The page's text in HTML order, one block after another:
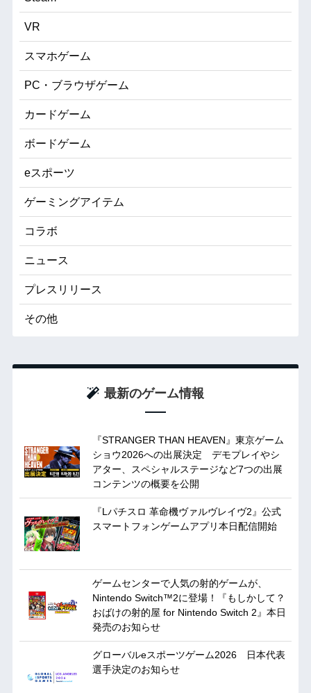
VR
スマホゲーム
PC・ブラウザゲーム
カードゲーム
ボードゲーム
eスポーツ
ゲーミングアイテム
コラボ
ニュース
プレスリリース
その他
最新のゲーム情報
『STRANGER THAN HEAVEN』東京ゲーム
ショウ2026への出展決定 デモプレイやシ
アター、スペシャルステージなど7つの出展
コンテンツの概要を公開
『Lパチスロ 革命機ヴァルヴレイヴ2』公式
スマートフォンゲームアプリ本日配信開始
ゲームセンターで人気の射的ゲームが、
Nintendo Switch™2に登場！『もしかして？
おばけの射的屋 for Nintendo Switch 2』本日
発売のお知らせ
グローバルeスポーツゲーム2026 日本代表
選手決定のお知らせ